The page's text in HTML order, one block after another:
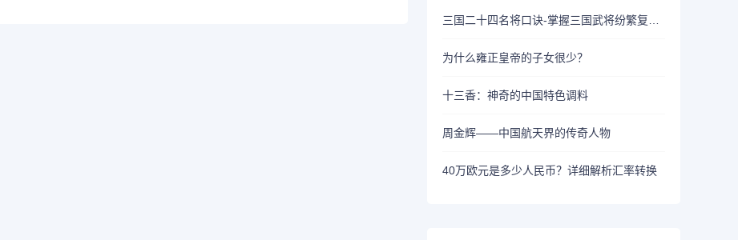
为什么雍正皇帝的子女很少？
十三香：神奇的中国特色调料
周金辉——中国航天界的传奇人物
40万欧元是多少人民币？详细解析汇率转换